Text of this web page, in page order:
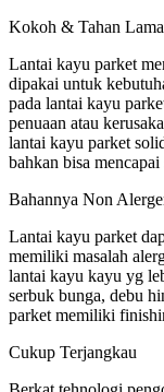
Kokoh & Tahan Lama
Lantai kayu parket
dipakai untuk
pada lantai kayu
penuaan atau
lantai kayu parket
bahkan bisa
Bahannya Non
Lantai kayu parket
memiliki masalah
lantai kayu kayu yg
serbuk bunga, debu
parket memiliki
Cukup Terjangkau